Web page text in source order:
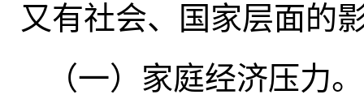
又有社会、国家层面的
（一）家庭经济压力。